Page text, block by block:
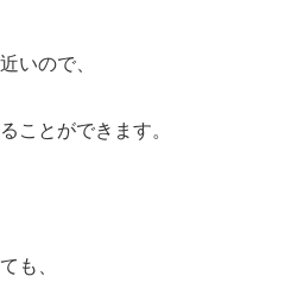
いので、
ことができます。
も、